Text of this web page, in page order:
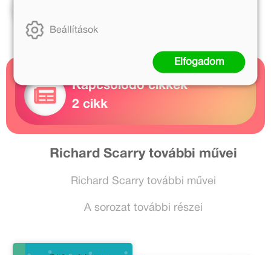
Kapcsolódó cikkek
2 cikk
Richard Scarry további művei
Richard Scarry további művei
A sorozat további részei
Beállítások
Elfogadom